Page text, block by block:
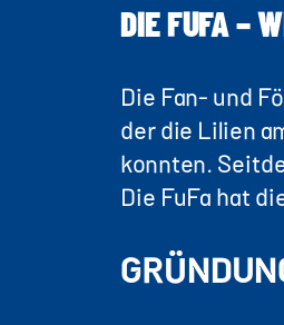
DIE FUFA –
Die Fan- und
der die Lilien
konnten.
Die FuFa hat